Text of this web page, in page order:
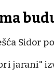
Sidor
jarani"